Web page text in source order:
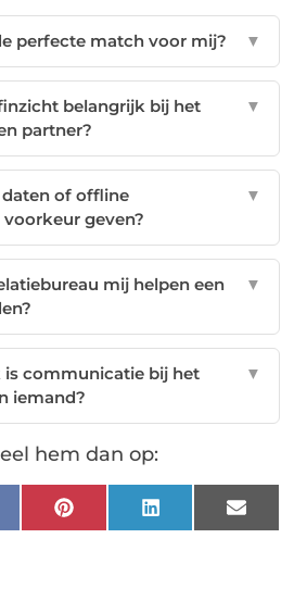
perfecte match voor mij? ▼
belangrijk bij het
partner?
▼
of offline
geven?
▼
mij helpen een
▼
is communicatie bij het
iemand?
▼
hem dan op:
Pinterest LinkedIn Email